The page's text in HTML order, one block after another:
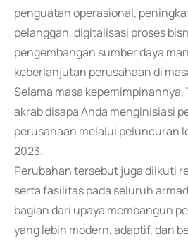
penguatan operasional,
pelanggan, digitalisasi proses
pengembangan sumber daya
keberlanjutan perusahaan di
Selama masa kepemimpinannya,
akrab disapa Anda menginisiasi
perusahaan melalui peluncuran
2023.
Perubahan tersebut juga diikuti
serta fasilitas pada seluruh
bagian dari upaya membangun
yang lebih modern, adaptif, dan